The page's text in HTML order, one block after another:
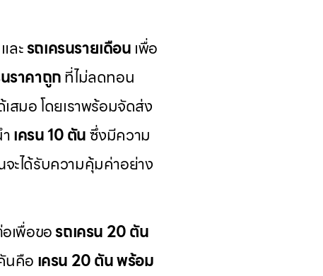
และรถเครนรายเดือน เพื่อ
ราคาถูกที่ไม่ลดทอน
เสมอ โดยเราพร้อมจัดส่ง
เครน 10 ตันซึ่งมีความ
ะได้รับความคุ้มค่าอย่าง
เพื่อขอรถเครน 20 ตัน
นคือ เครน 20 ตัน พร้อม